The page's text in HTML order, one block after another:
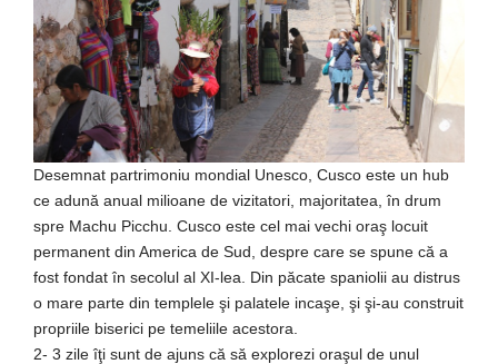
Desemnat partrimoniu mondial Unesco, Cusco este un hub
ce adună anual milioane de vizitatori, majoritatea, în drum
spre Machu Picchu. Cusco este cel mai vechi oraş locuit
permanent din America de Sud, despre care se spune că a
fost fondat în secolul al XI-lea. Din păcate spaniolii au distrus
o mare parte din templele şi palatele incaşe, şi şi-au construit
propriile biserici pe temeliile acestora.
2- 3 zile îţi sunt de ajuns că să explorezi oraşul de unul